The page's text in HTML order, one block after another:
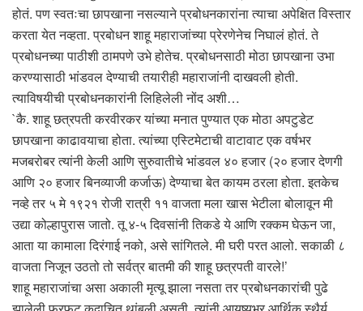
होतं. पण स्वतःचा छापखाना नसल्याने प्रबोधनकारांना त्याचा अपेक्षित विस्तार
करता येत नव्हता. प्रबोधन शाहू महाराजांच्या प्रेरणेनेच निघालं होतं. ते
प्रबोधनच्या पाठीशी ठामपणे उभे होतेच. प्रबोधनसाठी मोठा छापखाना उभा
करण्यासाठी भांडवल देण्याची तयारीही महाराजांनी दाखवली होती.
त्याविषयीची प्रबोधनकारांनी लिहिलेली नोंद अशी…
`कै. शाहू छत्रपती करवीरकर यांच्या मनात पुण्यात एक मोठा अपटुडेट
छापखाना काढावयाचा होता. त्यांच्या एस्टिमेटाची वाटावाट एक वर्षभर
मजबरोबर त्यांनी केली आणि सुरुवातीचे भांडवल ४० हजार (२० हजार देणगी
आणि २० हजार बिनव्याजी कर्जाऊ) देण्याचा बेत कायम ठरला होता. इतकेच
नव्हे तर ५ मे १९२१ रोजी रात्री ११ वाजता मला खास भेटीला बोलावून मी
उद्या कोल्हापुरास जातो. तू ४-५ दिवसांनी तिकडे ये आणि रक्कम घेऊन जा,
आता या कामाला दिरंगाई नको, असे सांगितले. मी घरी परत आलो. सकाळी ८
वाजता निजून उठतो तो सर्वत्र बातमी की शाहू छत्रपती वारले!’
शाहू महाराजांचा असा अकाली मृत्यू झाला नसता तर प्रबोधनकारांची पुढे